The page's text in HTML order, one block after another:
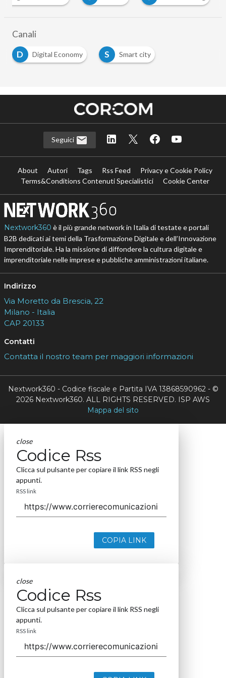
Canali
D
Digital Economy S Smart city
Seguici
About Autori Tags Rss Feed
Privacy e Cookie Policy
Terms&Conditions Contenuti Specialistici
Cookie Center
Nextwork360 è il più grande network in Italia di testate e portali
B2B dedicati ai temi della Trasformazione Digitale e dell’Innovazione
Imprenditoriale. Ha la missione di diffondere la cultura digitale e
imprenditoriale nelle imprese e pubbliche amministrazioni italiane.
Indirizzo
Via Moretto da Brescia, 22
Milano - Italia
CAP 20133
Contatti
Contatta il nostro team per maggiori informazioni
Nextwork360 - Codice fiscale e Partita IVA 13868590962 - ©
2026 Nextwork360. ALL RIGHTS RESERVED. ISP AWS
Mappa del sito
close
Codice Rss
Clicca sul pulsante per copiare il link RSS negli
appunti.
RSS link
COPIA LINK
close
Codice Rss
Clicca sul pulsante per copiare il link RSS negli
appunti.
RSS link